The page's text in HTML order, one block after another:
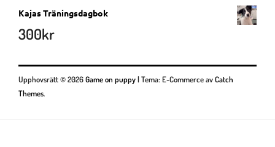
Kajas Träningsdagbok
300kr
Upphovsrätt © 2026Game on puppy|Tema: E-Commerce avCatch
Themes.